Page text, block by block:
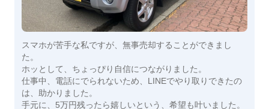
スマホが苦手な私ですが、無事売却することができまし
た。
ホッとして、ちょっぴり自信につながりました。
仕事中、電話にでられないため、LINEでやり取りできたの
は、助かりました。
手元に、5万円残ったら嬉しいという、希望も叶いました。